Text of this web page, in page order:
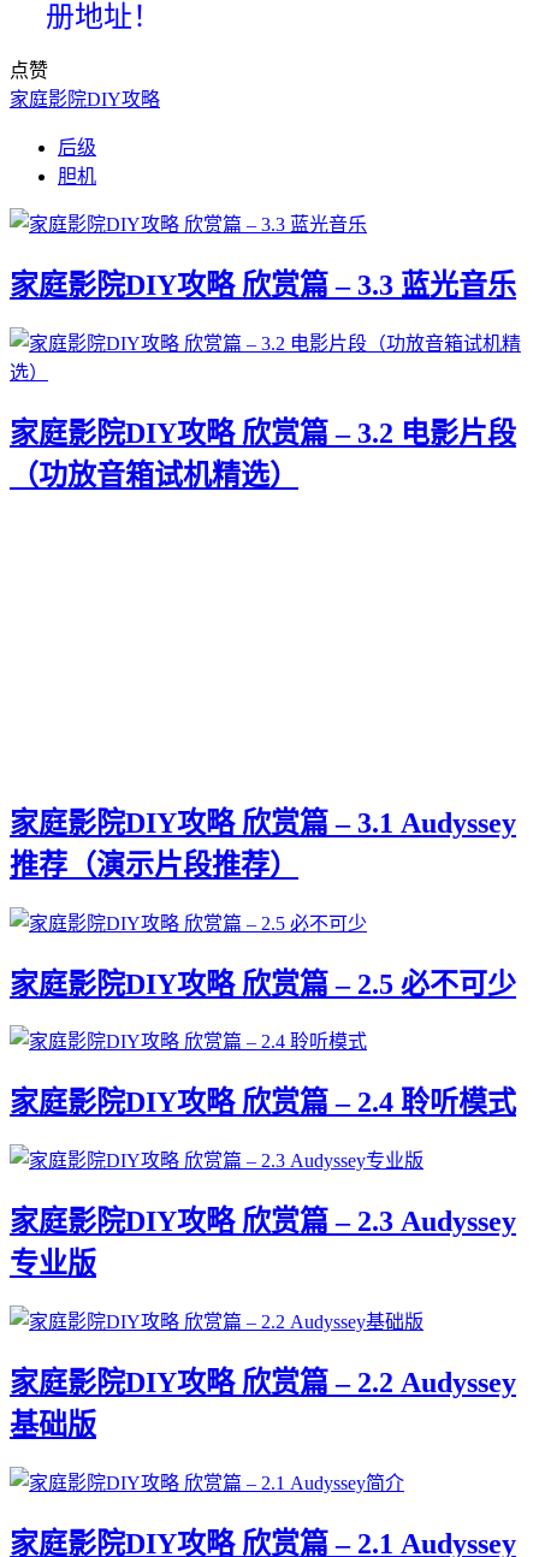
册地址！
点赞
家庭影院DIY攻略
后级
胆机
家庭影院DIY攻略 欣赏篇 – 3.3 蓝光音乐
家庭影院DIY攻略 欣赏篇 – 3.2 电影片段
（功放音箱试机精选）
家庭影院DIY攻略 欣赏篇 – 3.1 Audyssey
推荐（演示片段推荐）
家庭影院DIY攻略 欣赏篇 – 2.5 必不可少
家庭影院DIY攻略 欣赏篇 – 2.4 聆听模式
家庭影院DIY攻略 欣赏篇 – 2.3 Audyssey
专业版
家庭影院DIY攻略 欣赏篇 – 2.2 Audyssey
基础版
家庭影院DIY攻略 欣赏篇 – 2.1 Audyssey